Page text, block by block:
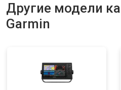
Другие модели
Garmin